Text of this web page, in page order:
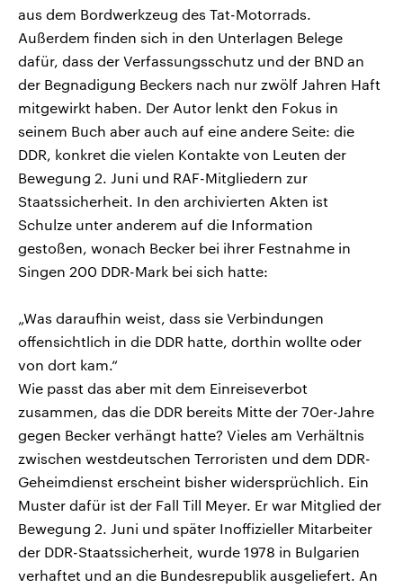
aus dem Bordwerkzeug des Tat-Motorrads.
Außerdem finden sich in den Unterlagen Belege
dafür, dass der Verfassungsschutz und der BND an
der Begnadigung Beckers nach nur zwölf Jahren Haft
mitgewirkt haben. Der Autor lenkt den Fokus in
seinem Buch aber auch auf eine andere Seite: die
DDR, konkret die vielen Kontakte von Leuten der
Bewegung 2. Juni und RAF-Mitgliedern zur
Staatssicherheit. In den archivierten Akten ist
Schulze unter anderem auf die Information
gestoßen, wonach Becker bei ihrer Festnahme in
Singen 200 DDR-Mark bei sich hatte:
„Was daraufhin weist, dass sie Verbindungen
offensichtlich in die DDR hatte, dorthin wollte oder
von dort kam.“
Wie passt das aber mit dem Einreiseverbot
zusammen, das die DDR bereits Mitte der 70er-Jahre
gegen Becker verhängt hatte? Vieles am Verhältnis
zwischen westdeutschen Terroristen und dem DDR-
Geheimdienst erscheint bisher widersprüchlich. Ein
Muster dafür ist der Fall Till Meyer. Er war Mitglied der
Bewegung 2. Juni und später Inoffizieller Mitarbeiter
der DDR-Staatssicherheit, wurde 1978 in Bulgarien
verhaftet und an die Bundesrepublik ausgeliefert. An